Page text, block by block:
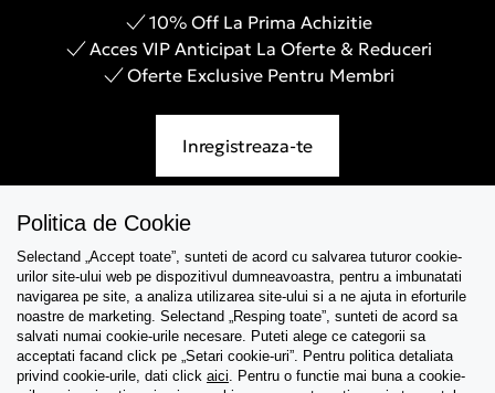
10% Off La Prima Achizitie
Acces VIP Anticipat La Oferte & Reduceri
Oferte Exclusive Pentru Membri
Inregistreaza-te
Asistenta
Colectii
Tips & Guides
Politica de Cookie
Selectand „Accept toate”, sunteti de acord cu salvarea tuturor cookie-
urilor site-ului web pe dispozitivul dumneavoastra, pentru a imbunatati
navigarea pe site, a analiza utilizarea site-ului si a ne ajuta in eforturile
noastre de marketing. Selectand „Resping toate”, sunteti de acord sa
salvati numai cookie-urile necesare. Puteti alege ce categorii sa
acceptati facand click pe „Setari cookie-uri”. Pentru politica detaliata
privind cookie-urile, dati click aici. Pentru o functie mai buna a cookie-